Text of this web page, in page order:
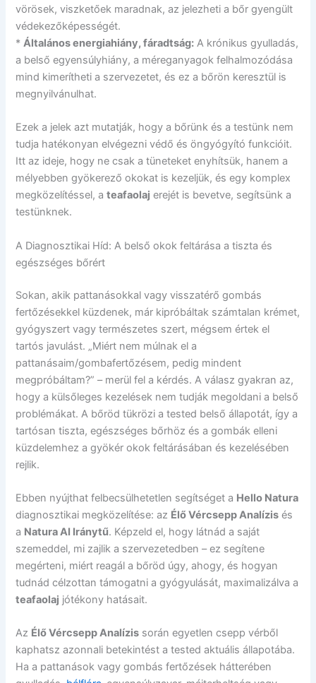
vörösek, viszketőek maradnak, az jelezheti a bőr gyengült
védekezőképességét.
*Általános energiahiány, fáradtság: A krónikus gyulladás,
a belső egyensúlyhiány, a méreganyagok felhalmozódása
mind kimerítheti a szervezetet, és ez a bőrön keresztül is
megnyilvánulhat.
Ezek a jelek azt mutatják, hogy a bőrünk és a testünk nem
tudja hatékonyan elvégezni védő és öngyógyító funkcióit.
Itt az ideje, hogy ne csak a tüneteket enyhítsük, hanem a
mélyebben gyökerező okokat is kezeljük, és egy komplex
megközelítéssel, ateafaolaj erejét is bevetve, segítsünk a
testünknek.
A Diagnosztikai Híd: A belső okok feltárása a tiszta és
egészséges bőrért
Sokan, akik pattanásokkal vagy visszatérő gombás
fertőzésekkel küzdenek, már kipróbáltak számtalan krémet,
gyógyszert vagy természetes szert, mégsem értek el
tartós javulást. „Miért nem múlnak el a
pattanásaim/gombafertőzésem, pedig mindent
megpróbáltam?” – merül fel a kérdés. A válasz gyakran az,
hogy a külsőleges kezelések nem tudják megoldani a belső
problémákat. A bőröd tükrözi a tested belső állapotát, így a
tartósan tiszta, egészséges bőrhöz és a gombák elleni
küzdelemhez a gyökér okok feltárásában és kezelésében
rejlik.
Ebben nyújthat felbecsülhetetlen segítséget a Hello Natura
diagnosztikai megközelítése: az Élő Vércsepp Analízis és
a Natura AI Iránytű. Képzeld el, hogy látnád a saját
szemeddel, mi zajlik a szervezetedben – ez segítene
megérteni, miért reagál a bőröd úgy, ahogy, és hogyan
tudnád célzottan támogatni a gyógyulását, maximalizálva a
teafaolaj jótékony hatásait.
Az Élő Vércsepp Analízis során egyetlen csepp vérből
kaphatsz azonnali betekintést a tested aktuális állapotába.
Ha a pattanások vagy gombás fertőzések hátterében